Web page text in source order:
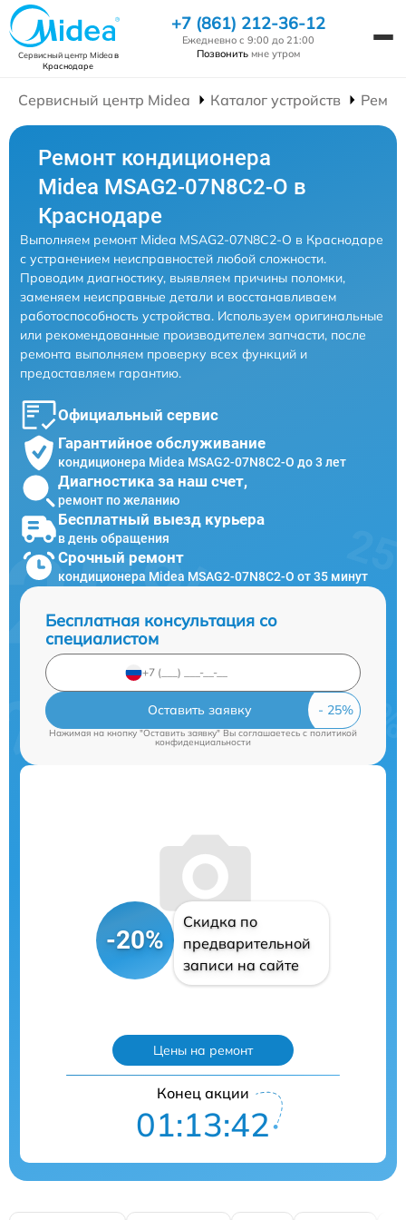
Сервисный центр Mideaв
Краснодаре
+7 (861) 212-36-12
Ежедневно с 9:00 до 21:00
Позвонить мне утром
Сервисный центр Midea Каталог устройств
Ремонт кондиционера
Midea MSAG2-07N8C2-O в
Краснодаре
Выполняем ремонт Midea MSAG2-07N8C2-O в Краснодаре
с устранением неисправностей любой сложности.
Проводим диагностику, выявляем причины поломки,
заменяем неисправные детали и восстанавливаем
работоспособность устройства. Используем оригинальные
или рекомендованные производителем запчасти, после
ремонта выполняем проверку всех функций и
предоставляем гарантию.
Официальный сервис
Гарантийное обслуживание
кондиционера Midea MSAG2-07N8C2-O до 3 лет
Диагностика за наш счет,
ремонт по желанию
Бесплатный выезд курьера
в день обращения
Срочный ремонт
кондиционера Midea MSAG2-07N8C2-O от 35 минут
Бесплатная консультация со
специалистом
Оставить заявку
Нажимая на кнопку "Оставить заявку" Вы соглашаетесь cполитикой
конфиденциальности
-20%
Скидка по
предварительной
записи на сайте
Цены на ремонт
Конец акции
01:13:41